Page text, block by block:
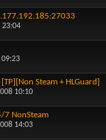
23:04
Steam + HLGuard]
10:10
7 NonSteam
14:03